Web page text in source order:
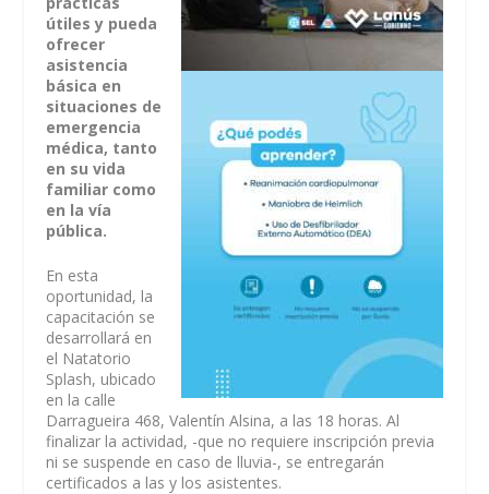
útiles y pueda
ofrecer
asistencia
básica en
situaciones de
emergencia
médica, tanto
en su vida
familiar como
en la vía
pública.
En esta
oportunidad, la
capacitación se
desarrollará en
el Natatorio
Splash, ubicado
en la calle
Darragueira 468, Valentín Alsina, a las 18 horas. Al
finalizar la actividad, -que no requiere inscripción previa
ni se suspende en caso de lluvia-, se entregarán
certificados a las y los asistentes.